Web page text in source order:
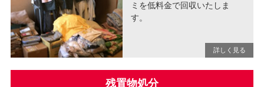
ミを低料金で回収いたしま
す。
残置物処分